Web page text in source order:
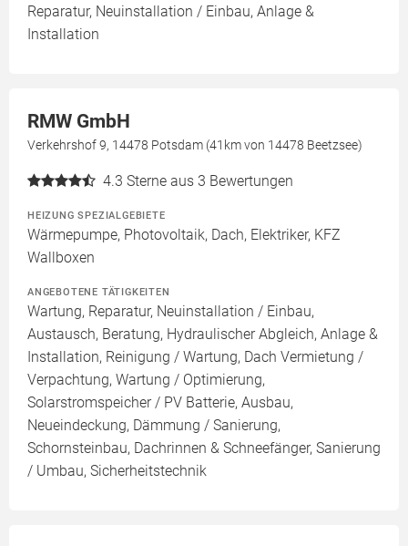
Reparatur, Neuinstallation / Einbau, Anlage &
Installation
RMW GmbH
Verkehrshof 9, 14478 Potsdam (41km von 14478 Beetzsee)
4.3 Sterne aus 3 Bewertungen
HEIZUNG SPEZIALGEBIETE
Wärmepumpe, Photovoltaik, Dach, Elektriker, KFZ
Wallboxen
ANGEBOTENE TÄTIGKEITEN
Wartung, Reparatur, Neuinstallation / Einbau,
Austausch, Beratung, Hydraulischer Abgleich, Anlage &
Installation, Reinigung / Wartung, Dach Vermietung /
Verpachtung, Wartung / Optimierung,
Solarstromspeicher / PV Batterie, Ausbau,
Neueindeckung, Dämmung / Sanierung,
Schornsteinbau, Dachrinnen & Schneefänger, Sanierung
/ Umbau, Sicherheitstechnik